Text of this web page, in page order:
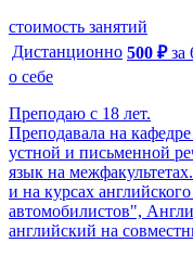
стоимость занятий
Дистанционно 500 ₽ за
о себе
Преподаю с 18 лет.
Преподавала на
устной и письменной
язык на
и на курсах
автомобилистов",
английский на